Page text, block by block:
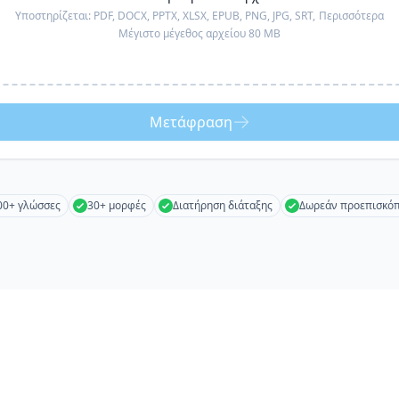
Υποστηρίζεται: PDF, DOCX, PPTX, XLSX, EPUB, PNG, JPG, SRT, Περισσότερα
Μέγιστο μέγεθος αρχείου 80 MB
Μετάφραση
γλώσσες 30+ μορφές Διατήρηση διάταξης Δωρεάν